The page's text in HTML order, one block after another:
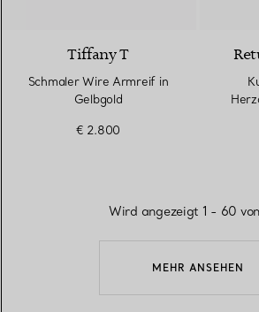
Tiffany T
Schmaler Wire Armreif in
Gelbgold
€ 2.800
MEHR ANSEHEN
Wird angezeigt 1 - 60